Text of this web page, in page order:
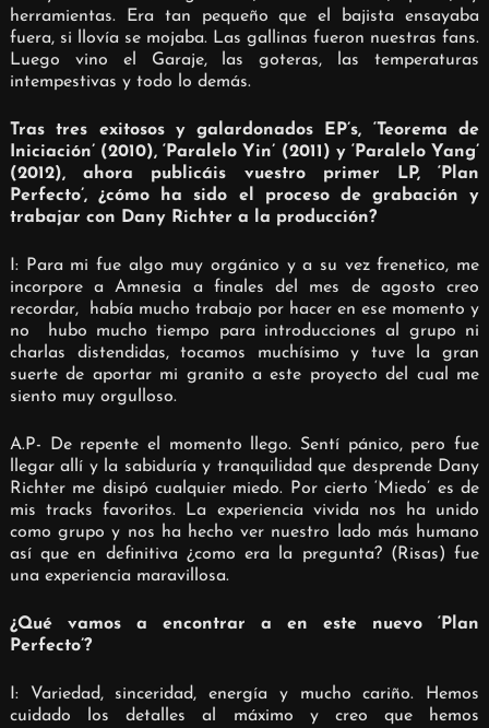
herramientas. Era tan pequeño que el bajista ensayaba
fuera, si llovía se mojaba. Las gallinas fueron nuestras fans.
Luego vino el Garaje, las goteras, las temperaturas
intempestivas y todo lo demás.
Tras tres exitosos y galardonados EP’s, ‘Teorema de
Iniciación’ (2010), ‘Paralelo Yin’ (2011) y ‘Paralelo Yang’
(2012), ahora publicáis vuestro primer LP, ‘Plan
Perfecto’, ¿cómo ha sido el proceso de grabación y
trabajar con Dany Richter a la producción?
I: Para mi fue algo muy orgánico y a su vez frenetico, me
incorpore a Amnesia a finales del mes de agosto creo
recordar,
había mucho trabajo por hacer en ese momento y
no
hubo mucho tiempo para introducciones al grupo ni
charlas distendidas, tocamos muchísimo y tuve la gran
suerte de aportar mi granito a este proyecto del cual me
siento muy orgulloso.
A.P- De repente el momento llego. Sentí pánico, pero fue
llegar allí y la sabiduría y tranquilidad que desprende Dany
Richter me disipó cualquier miedo. Por cierto ‘Miedo’ es de
mis tracks favoritos. La experiencia vivida nos ha unido
como grupo y nos ha hecho ver nuestro lado más humano
así que en definitiva ¿como era la pregunta? (Risas) fue
una experiencia maravillosa.
¿Qué vamos a encontrar a en este nuevo ‘Plan
Perfecto’?
I: Variedad, sinceridad, energía y mucho cariño. Hemos
cuidado los detalles al máximo y creo que hemos